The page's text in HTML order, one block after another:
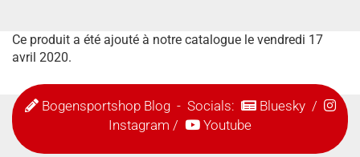
Ce produit a été ajouté à notre catalogue le vendredi 17
avril 2020.
Bogensportshop Blog- Socials: Bluesky/
Instagram / Youtube